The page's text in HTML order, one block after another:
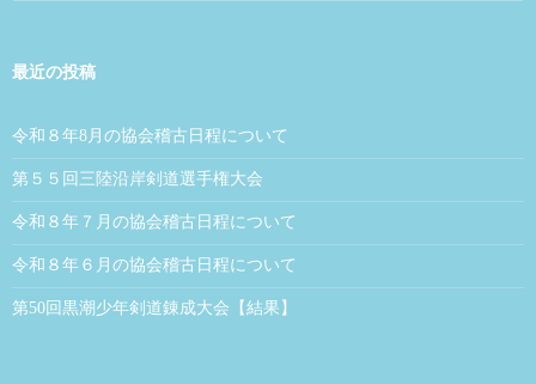
最近の投稿
令和８年8月の協会稽古日程について
第５５回三陸沿岸剣道選手権大会
令和８年７月の協会稽古日程について
令和８年６月の協会稽古日程について
第50回黒潮少年剣道錬成大会【結果】